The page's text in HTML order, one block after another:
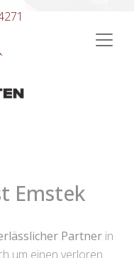
Emstek
Partnerin
um einen verloren